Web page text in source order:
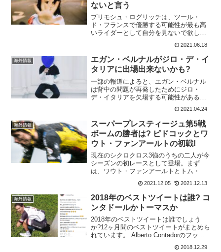
ないと言う
プリモシュ・ログリッチは、ツール・
ド・フランスで優勝する可能性が最も高
いライダーとして自分を見ないで欲しい
と、期待を軽視しようとしている。ログ
リッチは、、ドラマチックなシーンで同
胞のタデイ・ポガチャルに最後のタイム
トライアルで敗れるまで、2...
2021.06.18
海外情報
エガン・ベルナルがジロ・デ・イ
タリアに出場出来ないかも?
一部の報道によると、エガン・ベルナル
は背中の問題が再発したためにジロ・
デ・イタリアを欠場する可能性があると
言われている。これについては、情報が
錯綜しており大丈夫なのか、欠場なのか
はっきりはしていない。欠場となる情報
について見てみると。再発か...
2021.04.24
海外情報
スーパープレスティージュ第5戦
ボームの勝者は? ピドコックとワ
ウト・ファンアールトの初戦!
現在のシクロクロス3強のうちの二人が今
シーズンの初レースとして登場。まず
は、ワウト・ファンアールトとトム・ピ
ドコックが対決する。ワウトは、水曜日
に風邪を引いたのだけど、なんとかレー
スには出場。ワウトは風邪、トム・ピド
コックは膝を再び痛めてい...
2021.12.05 2021.12.13
海外情報
2018年のベストツイートは誰? コ
ンタドールかトーマスか
2018年のベストツイートは誰でしょう
か?12ヶ月間のベストツイートがまとめら
れています。 Alberto Contadorのフット
ボールのスキル、ワールドカップ優勝後
2018.12.29